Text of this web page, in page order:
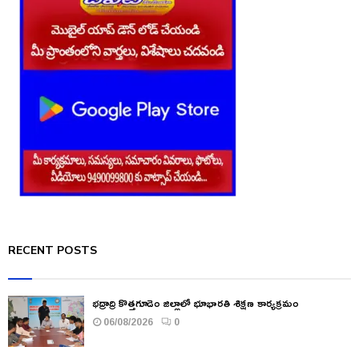
RECENT POSTS
భద్రాద్రి కొత్తగూడెం జిల్లాలో భూభారతి శిక్షణ కార్యక్రమం
06/08/2026 0